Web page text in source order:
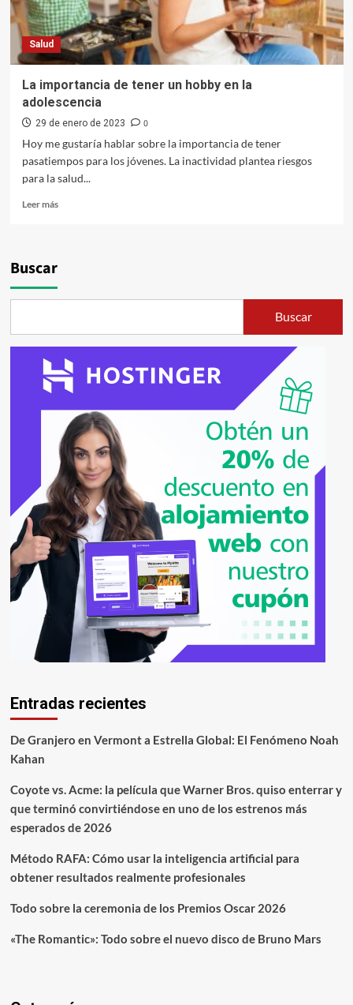
Salud
La importancia de tener un hobby en la
adolescencia
29 de enero de 2023
0
Hoy me gustaría hablar sobre la importancia de tener
pasatiempos para los jóvenes. La inactividad plantea riesgos
para la salud...
Leer másLeer
tener
en
adolescencia
Buscar
Buscar
Entradas recientes
De Granjero en Vermont a Estrella Global: El Fenómeno Noah
Kahan
Coyote vs. Acme: la película que Warner Bros. quiso enterrar y
que terminó convirtiéndose en uno de los estrenos más
esperados de 2026
Método RAFA: Cómo usar la inteligencia artificial para
obtener resultados realmente profesionales
Todo sobre la ceremonia de los Premios Oscar 2026
«The Romantic»: Todo sobre el nuevo disco de Bruno Mars